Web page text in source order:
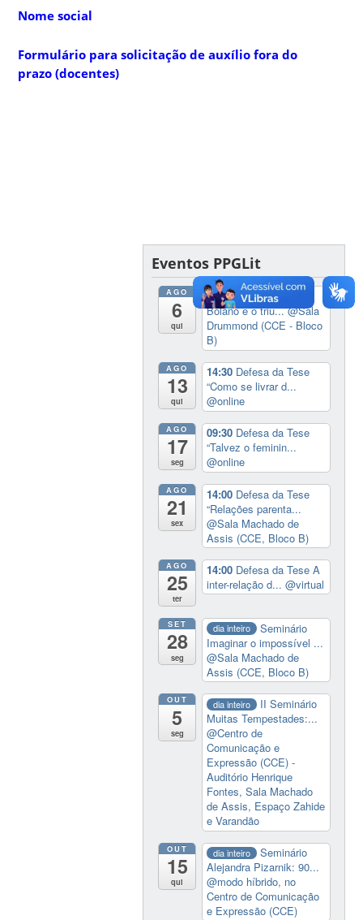
Nome social
Formulário para solicitação de auxílio fora do
prazo (docentes)
Eventos PPGLit
AGO
6
qui
14:00 Palestra Roberto
Bolaño e o triu...@Sala
Drummond (CCE - Bloco
B)
AGO
13
qui
14:30 Defesa da Tese
“Como se livrar d...
@online
AGO
17
seg
09:30 Defesa da Tese
“Talvez o feminin...
@online
AGO
21
sex
14:00 Defesa da Tese
“Relações parenta...
@Sala Machado de
Assis (CCE, Bloco B)
AGO
25
ter
14:00 Defesa da Tese A
inter-relação d...@virtual
SET
28
seg
dia inteiro
Seminário
Imaginar o impossível ...
@Sala Machado de
Assis (CCE, Bloco B)
OUT
5
seg
dia inteiro
II Seminário
Muitas Tempestades:...
@Centro de
Comunicação e
Expressão (CCE) -
Auditório Henrique
Fontes, Sala Machado
de Assis, Espaço Zahide
e Varandão
OUT
15
qui
dia inteiro
Seminário
Alejandra Pizarnik: 90...
@modo híbrido, no
Centro de Comunicação
e Expressão (CCE)